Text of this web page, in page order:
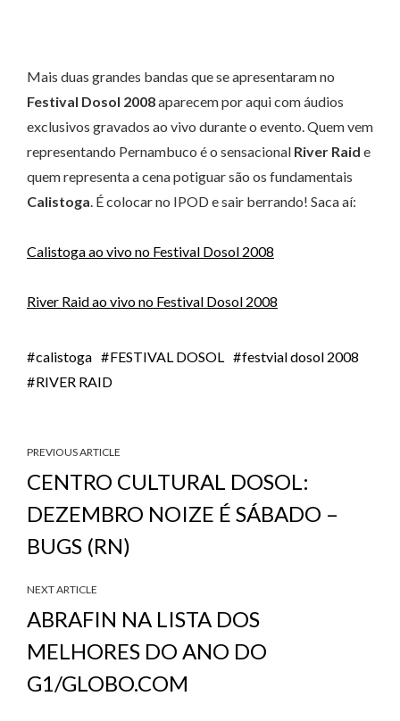
Mais duas grandes bandas que se apresentaram no
Festival Dosol 2008aparecem por aqui com áudios
exclusivos gravados ao vivo durante o evento. Quem vem
representando Pernambuco é o sensacional River Raid e
quem representa a cena potiguar são os fundamentais
Calistoga. É colocar no IPOD e sair berrando! Saca aí:
Calistoga ao vivo no Festival Dosol 2008
River Raid ao vivo no Festival Dosol 2008
calistoga FESTIVAL DOSOL
festvial dosol 2008
RIVER RAID
PREVIOUS ARTICLE
CENTRO CULTURAL DOSOL:
DEZEMBRO NOIZE É SÁBADO –
BUGS (RN)
NEXT ARTICLE
ABRAFIN NA LISTA DOS
MELHORES DO ANO DO
G1/GLOBO.COM